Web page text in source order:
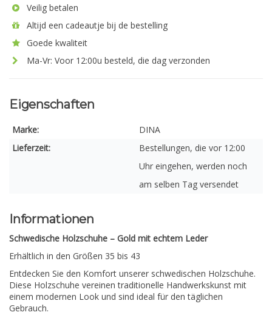
Veilig betalen
Altijd een cadeautje bij de bestelling
Goede kwaliteit
Ma-Vr: Voor 12:00u besteld, die dag verzonden
Eigenschaften
Marke:
DINA
Lieferzeit:
Bestellungen, die vor 12:00
Uhr eingehen, werden noch
am selben Tag versendet
Informationen
Schwedische Holzschuhe – Gold mit echtem Leder
Erhältlich in den Größen 35 bis 43
Entdecken Sie den Komfort unserer schwedischen Holzschuhe.
Diese Holzschuhe vereinen traditionelle Handwerkskunst mit
einem modernen Look und sind ideal für den täglichen
Gebrauch.